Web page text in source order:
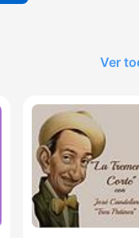
Ver